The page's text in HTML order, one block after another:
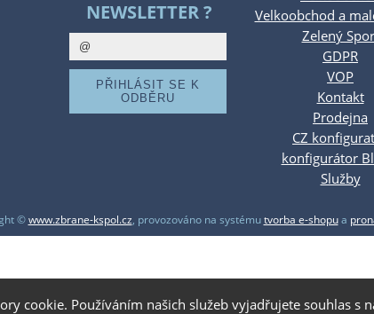
NEWSLETTER ?
Velkoobchod a
Zelený
GDPR
VOP
Kontakt
Prodejna
CZ
konfigurátor
Služby
©www.zbrane-kspol.cz, provozováno na systémutvorba e-shopua
cookie. Používáním našich služeb vyjadřujete souhlas s